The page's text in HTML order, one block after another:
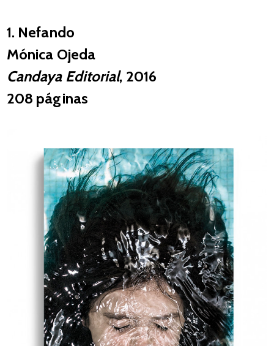
1. Nefando
Mónica Ojeda
Candaya Editorial, 2016
208 páginas